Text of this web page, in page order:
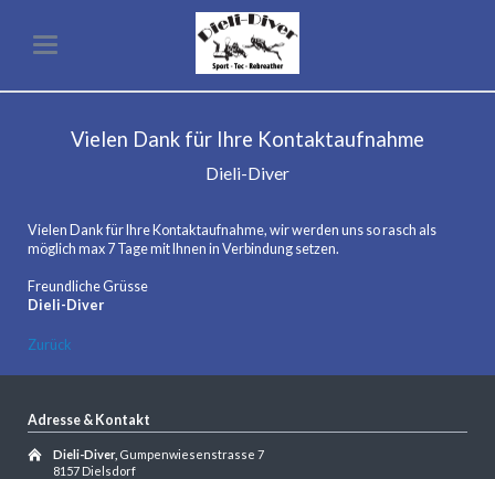
Vielen Dank für Ihre Kontaktaufnahme
Dieli-Diver
Vielen Dank für Ihre Kontaktaufnahme, wir werden uns so rasch als
möglich max 7 Tage mit Ihnen in Verbindung setzen.
Freundliche Grüsse
Dieli-Diver
Zurück
Adresse & Kontakt
Dieli-Diver, Gumpenwiesenstrasse 7
8157 Dielsdorf